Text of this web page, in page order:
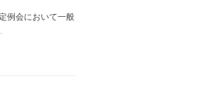
例会において一般